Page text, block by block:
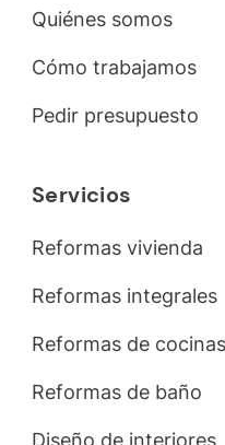
Quiénes somos
Cómo trabajamos
Pedir presupuesto
Servicios
Reformas vivienda
Reformas integrales
Reformas de cocinas
Reformas de baño
Diseño de interiores